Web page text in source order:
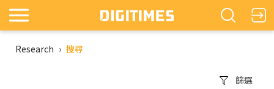
Research › 搜尋
篩選